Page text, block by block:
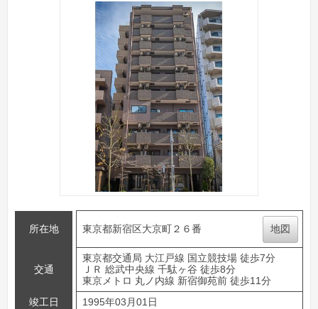
所在地 東京都新宿区大京町２６番 地図
交通
東京都交通局 大江戸線 国立競技場 徒歩7分
ＪＲ 総武中央線 千駄ヶ谷 徒歩8分
東京メトロ 丸ノ内線 新宿御苑前 徒歩11分
竣工日
1995年03月01日